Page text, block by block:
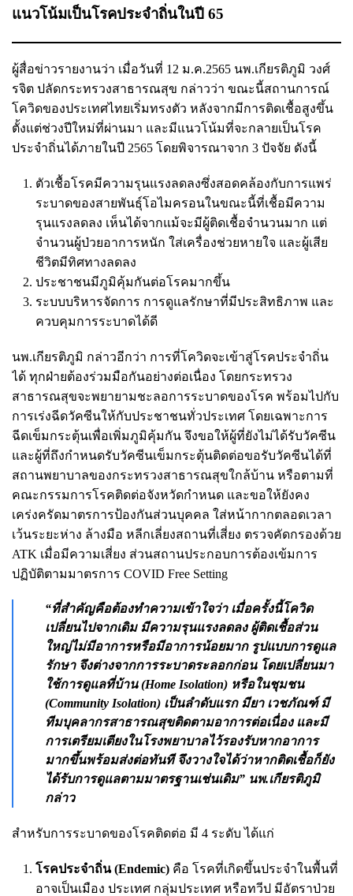
แนวโน้มเป็นโรคประจำถิ่นในปี 65
ผู้สื่อข่าวรายงานว่า เมื่อวันที่ 12 ม.ค.2565 นพ.เกียรติภูมิ วงศ์
รจิต ปลัดกระทรวงสาธารณสุข กล่าวว่า ขณะนี้สถานการณ์
โควิดของประเทศไทยเริ่มทรงตัว หลังจากมีการติดเชื้อสูงขึ้น
ตั้งแต่ช่วงปีใหม่ที่ผ่านมา และมีแนวโน้มที่จะกลายเป็นโรค
ประจำถิ่นได้ภายในปี 2565 โดยพิจารณาจาก 3 ปัจจัย ดังนี้
ตัวเชื้อโรคมีความรุนแรงลดลงซึ่งสอดคล้องกับการแพร่
ระบาดของสายพันธุ์โอไมครอนในขณะนี้ที่เชื้อมีความ
รุนแรงลดลง เห็นได้จากแม้จะมีผู้ติดเชื้อจำนวนมาก แต่
จำนวนผู้ป่วยอาการหนัก ใส่เครื่องช่วยหายใจ และผู้เสีย
ชีวิตมีทิศทางลดลง
ประชาชนมีภูมิคุ้มกันต่อโรคมากขึ้น
ระบบบริหารจัดการ การดูแลรักษาที่มีประสิทธิภาพ และ
ควบคุมการระบาดได้ดี
นพ.เกียรติภูมิ กล่าวอีกว่า การที่โควิดจะเข้าสู่โรคประจำถิ่น
ได้ ทุกฝ่ายต้องร่วมมือกันอย่างต่อเนื่อง โดยกระทรวง
สาธารณสุขจะพยายามชะลอการระบาดของโรค พร้อมไปกับ
การเร่งฉีดวัคซีนให้กับประชาชนทั่วประเทศ โดยเฉพาะการ
ฉีดเข็มกระตุ้นเพื่อเพิ่มภูมิคุ้มกัน จึงขอให้ผู้ที่ยังไม่ได้รับวัคซีน
และผู้ที่ถึงกำหนดรับวัคซีนเข็มกระตุ้นติดต่อขอรับวัคซีนได้ที่
สถานพยาบาลของกระทรวงสาธารณสุขใกล้บ้าน หรือตามที่
คณะกรรมการโรคติดต่อจังหวัดกำหนด และขอให้ยังคง
เคร่งครัดมาตรการป้องกันส่วนบุคคล ใส่หน้ากากตลอดเวลา
เว้นระยะห่าง ล้างมือ หลีกเลี่ยงสถานที่เสี่ยง ตรวจคัดกรองด้วย
ATK เมื่อมีความเสี่ยง ส่วนสถานประกอบการต้องเข้มการ
ปฏิบัติตามมาตรการ COVID Free Setting
“ที่สำคัญคือต้องทำความเข้าใจว่า เมื่อครั้งนี้โควิด
เปลี่ยนไปจากเดิม มีความรุนแรงลดลง ผู้ติดเชื้อส่วน
ใหญ่ไม่มีอาการหรือมีอาการน้อยมาก รูปแบบการดูแล
รักษา จึงต่างจากการระบาดระลอกก่อน โดยเปลี่ยนมา
ใช้การดูแลที่บ้าน (Home Isolation) หรือในชุมชน
(Community Isolation) เป็นลำดับแรก มียา เวชภัณฑ์ มี
ทีมบุคลากรสาธารณสุขติดตามอาการต่อเนื่อง และมี
การเตรียมเตียงในโรงพยาบาลไว้รองรับหากอาการ
มากขึ้นพร้อมส่งต่อทันที จึงวางใจได้ว่าหากติดเชื้อก็ยัง
ได้รับการดูแลตามมาตรฐานเช่นเดิม” นพ.เกียรติภูมิ
กล่าว
สำหรับการระบาดของโรคติดต่อ มี 4 ระดับ ได้แก่
โรคประจำถิ่น (Endemic) คือ โรคที่เกิดขึ้นประจำในพื้นที่
อาจเป็นเมือง ประเทศ กลุ่มประเทศ หรือทวีป มีอัตราป่วย